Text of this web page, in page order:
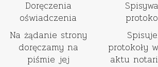
Doręczenia
oświadczenia
Na żądanie strony
doręczamy na
piśmie jej
protokoły
aktu